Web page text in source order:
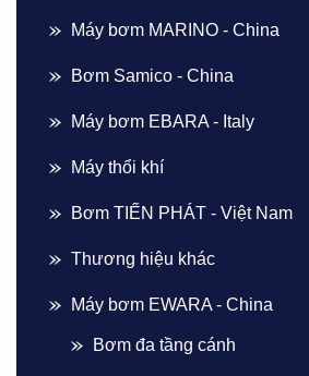
Máy bơm MARINO - China
Bơm Samico - China
Máy bơm EBARA - Italy
Máy thổi khí
Bơm TIẾN PHÁT - Việt Nam
Thương hiệu khác
Máy bơm EWARA - China
Bơm đa tầng cánh